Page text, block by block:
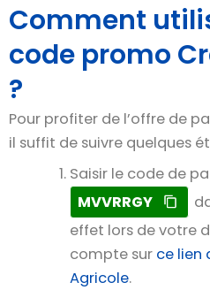
Comment
code promo
?
Pour profiter de l’offre de
il suffit de suivre quelques
Saisir le code de
MVVRRGY
effet lors de votre
compte sur ce lien
Agricole.